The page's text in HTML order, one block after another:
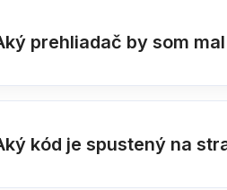
prehliadač by som
kód je spustený na